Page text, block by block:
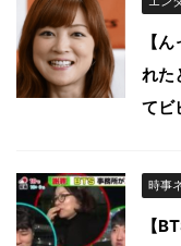
【
れた
てビ
時事
【